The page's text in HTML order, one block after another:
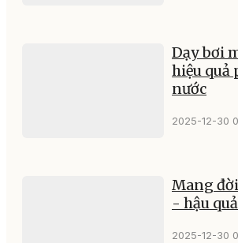
Dạy bơi
hiệu quả
nước
2025-12-30
Mang
- hậu
2025-12-30